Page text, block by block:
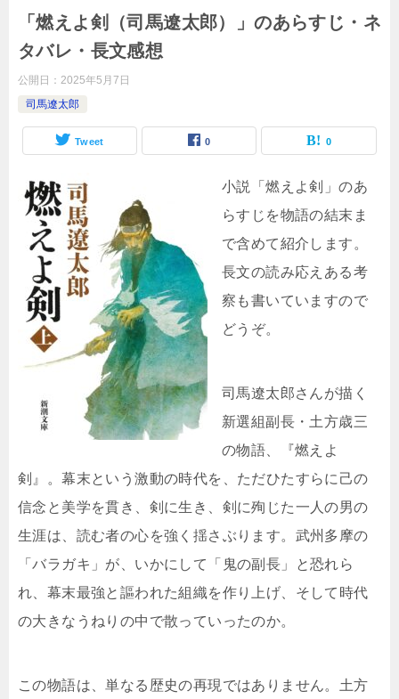
「燃えよ剣（司馬遼太郎）」のあらすじ・ネ
タバレ・長文感想
公開日： 2025年5月7日
司馬遼太郎
Tweet 0 0
小説「燃えよ剣」のあ
らすじを物語の結末ま
で含めて紹介します。
長文の読み応えある考
察も書いていますので
どうぞ。
司馬遼太郎さんが描く
新選組副長・土方歳三
の物語、『燃えよ
剣』。幕末という激動の時代を、ただひたすらに己の
信念と美学を貫き、剣に生き、剣に殉じた一人の男の
生涯は、読む者の心を強く揺さぶります。武州多摩の
「バラガキ」が、いかにして「鬼の副長」と恐れら
れ、幕末最強と謳われた組織を作り上げ、そして時代
の大きなうねりの中で散っていったのか。
この物語は、単なる歴史の再現ではありません。土方